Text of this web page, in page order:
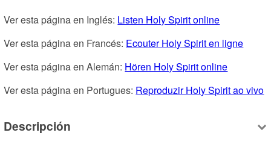
Ver esta página en Inglés: Listen Holy Spirit online
Ver esta página en Francés: Ecouter Holy Spirit en ligne
Ver esta página en Alemán: Hören Holy Spirit online
Ver esta página en Portugues: Reproduzir Holy Spirit ao vivo
Descripción